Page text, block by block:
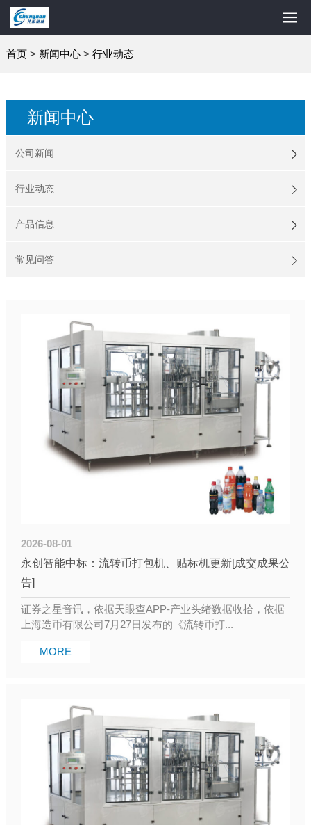
首页> 新闻中心> 行业动态
新闻中心
公司新闻
行业动态
产品信息
常见问答
2026-08-01
永创智能中标：流转币打包机、贴标机更新[成交成果公
告]
证券之星音讯，依据天眼查APP-产业头绪数据收拾，依据
上海造币有限公司7月27日发布的《流转币打...
MORE